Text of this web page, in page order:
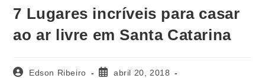
7 Lugares incríveis para casar
ao ar livre em Santa Catarina
Edson Ribeiro
abril 20, 2018